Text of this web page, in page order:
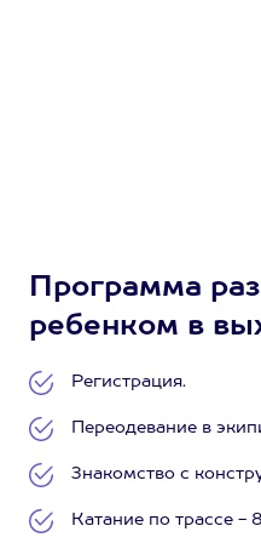
Программа
ребенком в
Регистрация.
Переодевание в
Знакомство с
Катание по трассе -